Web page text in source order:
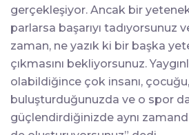
gerçekleşiyor. Ancak bir
parlarsa başarıyı tadıyorsunuz
zaman, ne yazık ki bir başka
çıkmasını bekliyorsunuz.
olabildiğince çok insanı,
buluşturduğunuzda ve o spor
güçlendirdiğinizde aynı